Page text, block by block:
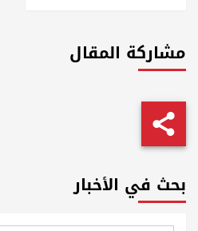
مشاركة المقال
بحث في الأخبار